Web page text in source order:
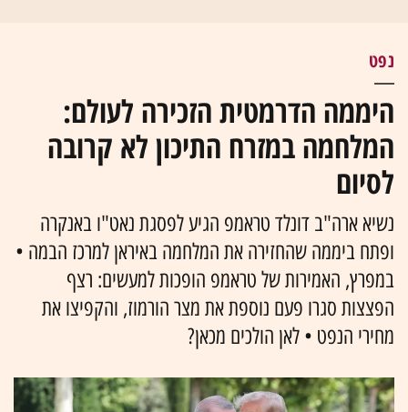
נפט
היממה הדרמטית הזכירה לעולם:
המלחמה במזרח התיכון לא קרובה
לסיום
נשיא ארה"ב דונלד טראמפ הגיע לפסגת נאט"ו באנקרה
ופתח ביממה שהחזירה את המלחמה באיראן למרכז הבמה •
במפרץ, האמירות של טראמפ הופכות למעשים: רצף
הפצצות סגרו פעם נוספת את מצר הורמוז, והקפיצו את
מחירי הנפט • לאן הולכים מכאן?